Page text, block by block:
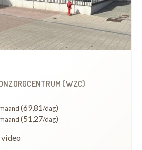
(WZC)
(69,81/dag)
(51,27/dag)
video